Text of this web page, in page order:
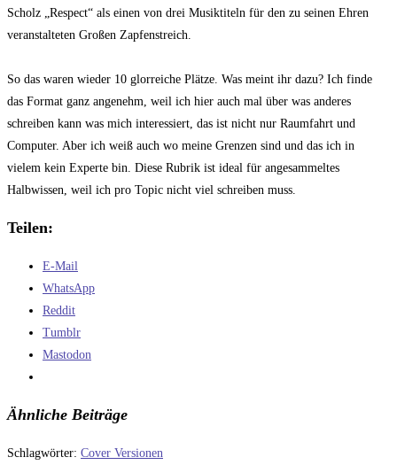
Scholz „Respect“ als einen von drei Musiktiteln für den zu seinen Ehren
veranstalteten Großen Zapfenstreich.
So das waren wieder 10 glorreiche Plätze. Was meint ihr dazu? Ich finde
das Format ganz angenehm, weil ich hier auch mal über was anderes
schreiben kann was mich interessiert, das ist nicht nur Raumfahrt und
Computer. Aber ich weiß auch wo meine Grenzen sind und das ich in
vielem kein Experte bin. Diese Rubrik ist ideal für angesammeltes
Halbwissen, weil ich pro Topic nicht viel schreiben muss.
Teilen:
E-Mail
WhatsApp
Reddit
Tumblr
Mastodon
Ähnliche Beiträge
Schlagwörter: Cover Versionen